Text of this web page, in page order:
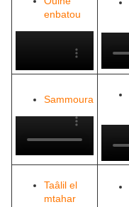
enbatou
Sammoura
Taâlil el
mtahar